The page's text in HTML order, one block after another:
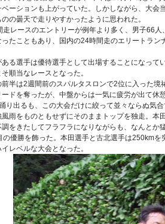
ーションも上がっていた。しかしながら、大
の曇天で走りやすかったように思われた。
レースのエントリーが例年より多く、男子66
たこともあり、国内の24時間走のエリートラ
る選手は優待選手として出場することになっ
順当なレースとなった。
半は2週間前のスパルタスロンで2位に入った
ドを奪ったが、中盤からは一気に疲労が出て
り出るも、この大会だけに絞って並々ならぬ気
雨をものともせずにそのままトップを独走。
をきたしてフラフラになりながらも、なんと
の優勝を飾った。本田選手と古北選手は250km
レベルな大会となった。